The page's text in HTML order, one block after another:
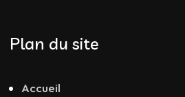
Plan du site
Accueil